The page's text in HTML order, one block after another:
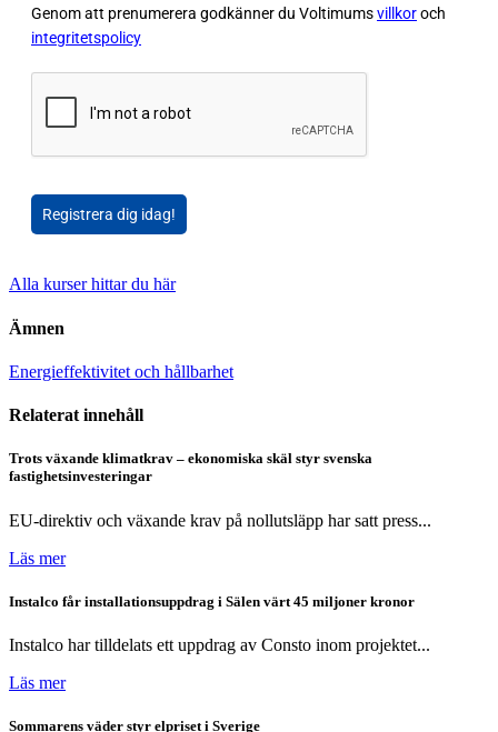
Genom att prenumerera godkänner du Voltimumsvillkoroch
integritetspolicy
Registrera dig idag!
Alla kurser hittar du här
Ämnen
Energieffektivitet och hållbarhet
Relaterat innehåll
Trots växande klimatkrav – ekonomiska skäl styr svenska
fastighetsinvesteringar
EU-direktiv och växande krav på nollutsläpp har satt press...
Läs mer
Instalco får installationsuppdrag i Sälen värt 45 miljoner kronor
Instalco har tilldelats ett uppdrag av Consto inom projektet...
Läs mer
Sommarens väder styr elpriset i Sverige